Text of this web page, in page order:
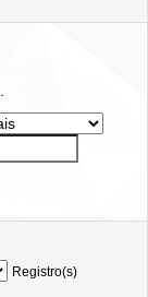
Registro(s)